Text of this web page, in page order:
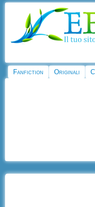
Fanfiction Originali